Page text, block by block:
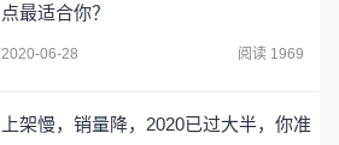
点最适合你？
2020-06-28 阅读 1969
上架慢，销量降，2020已过大半，你准